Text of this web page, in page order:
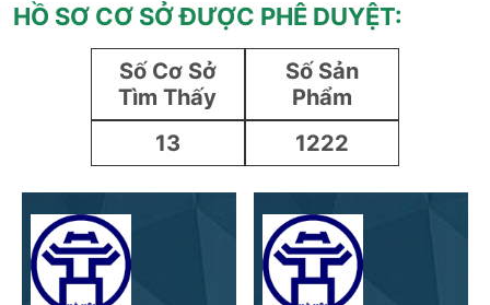
HỒ SƠ CƠ SỞ ĐƯỢC PHÊ DUYỆT:
Số Cơ Sở
Tìm Thấy
13
Số Sản
Phẩm
1222